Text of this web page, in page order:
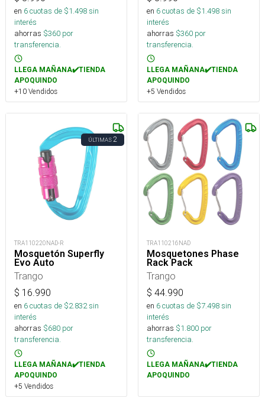
en 6cuotas de $1.498sin
interés
ahorras $360 por
transferencia.
LLEGA MAÑANA✔️TIENDA
APOQUINDO
+10 Vendidos
en 6cuotas de $1.498sin
interés
ahorras $360 por
transferencia.
LLEGA MAÑANA✔️TIENDA
APOQUINDO
+5 Vendidos
ÚLTIMAS2
TRA110220NAD-R
Mosquetón Superfly
Evo Auto
Trango
$ 16.990
en 6cuotas de $2.832sin
interés
ahorras $680 por
transferencia.
LLEGA MAÑANA✔️TIENDA
APOQUINDO
+5 Vendidos
TRA110216NAD
Mosquetones Phase
Rack Pack
Trango
$ 44.990
en 6cuotas de $7.498sin
interés
ahorras $1.800 por
transferencia.
LLEGA MAÑANA✔️TIENDA
APOQUINDO